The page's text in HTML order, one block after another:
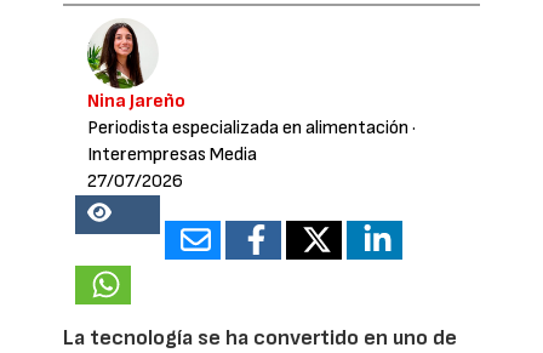
Nina Jareño
Periodista especializada en alimentación ·
Interempresas Media
27/07/2026
18159
La tecnología se ha convertido en uno de